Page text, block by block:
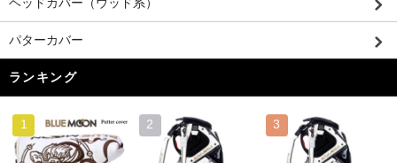
パターカバー
ランキング
1 2 3